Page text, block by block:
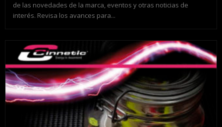
de las novedades de la marca, eventos y otras noticias de
interés. Revisa los avances para...